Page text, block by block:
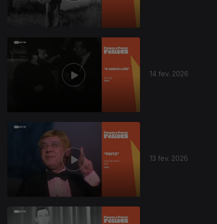
14 fev. 2026
13 fev. 2026